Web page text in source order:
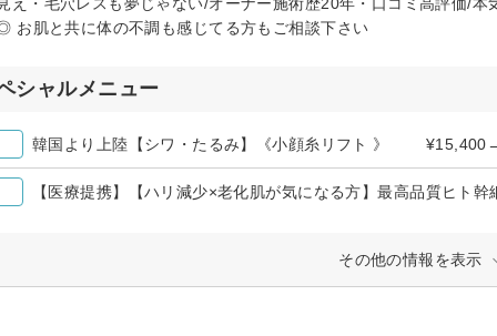
お肌と共に体の不調も感じてる方もご相談下さい
シャルメニュー
韓国より上陸【シワ・たるみ】《小顔糸リフト 》
【医療提携】【ハリ減少×老化肌が気になる方】最高品質ヒト
その他の情報を表示